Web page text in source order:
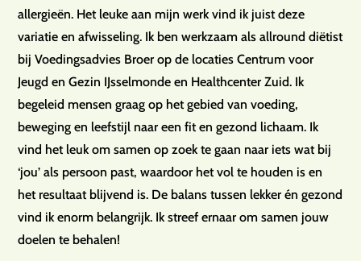
allergieën. Het leuke aan mijn werk vind ik juist deze
variatie en afwisseling. Ik ben werkzaam als allround diëtist
bij Voedingsadvies Broer op de locaties Centrum voor
Jeugd en Gezin IJsselmonde en Healthcenter Zuid. Ik
begeleid mensen graag op het gebied van voeding,
beweging en leefstijl naar een fit en gezond lichaam. Ik
vind het leuk om samen op zoek te gaan naar iets wat bij
‘jou’ als persoon past, waardoor het vol te houden is en
het resultaat blijvend is. De balans tussen lekker én gezond
vind ik enorm belangrijk. Ik streef ernaar om samen jouw
doelen te behalen!